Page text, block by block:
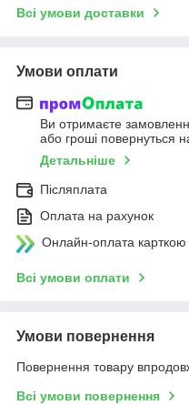
Всі умови доставки
Умови оплати
Ви отримаєте
або гроші повернуться
Детальніше
Післяплата
Оплата на рахунок
Онлайн-оплата
Всі умови оплати
Умови повернення
Повернення товару
Всі умови повернення